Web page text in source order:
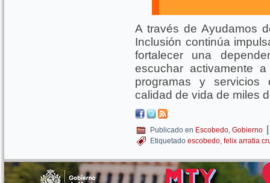
A través de Ayudamos
Inclusión continúa
fortalecer una
escuchar activamente
programas y servicios
calidad de vida de miles
Publicado en Escobedo, Gobierno |
Etiquetado escobedo, felix arratia